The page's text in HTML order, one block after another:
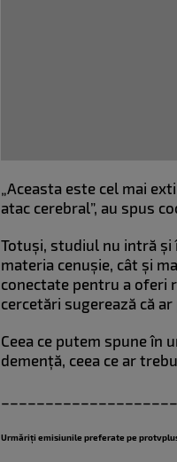
„Aceasta este cel mai
atac cerebral”, au spus
Totuși, studiul nu intră și
materia cenușie, cât și
conectate pentru a oferi
cercetări sugerează că
Ceea ce putem spune în
demență, ceea ce ar
Urmăriți emisiunile preferate pe